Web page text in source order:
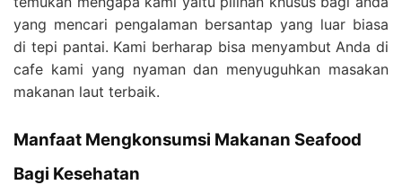
yang mencari pengalaman bersantap yang luar biasa
di tepi pantai. Kami berharap bisa menyambut Anda di
cafe kami yang nyaman dan menyuguhkan masakan
makanan laut terbaik.
Manfaat Mengkonsumsi Makanan Seafood
Bagi Kesehatan